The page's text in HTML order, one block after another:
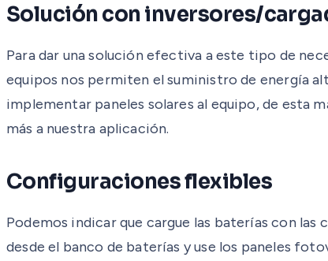
Solución con inversores/
Para dar una solución efectiva a este tipo de
equipos nos permiten el suministro de energía
implementar paneles solares al equipo, de esta
más a nuestra aplicación.
Configuraciones flexibles
Podemos indicar que cargue las baterías con
desde el banco de baterías y use los paneles